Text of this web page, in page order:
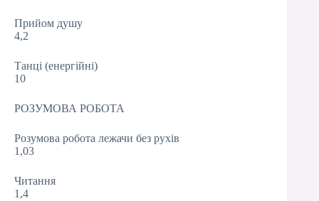
Прийом душу
4,2
Танці (енергійні)
10
РОЗУМОВА РОБОТА
Розумова робота лежачи без рухів
1,03
Читання
1,4